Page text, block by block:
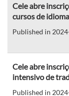
Cele abre
cursos de idioma
Published in
Cele abre
intensivo de
Published in